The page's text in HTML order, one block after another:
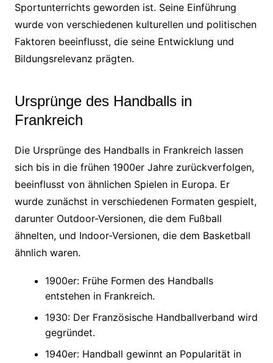
Sportunterrichts geworden ist. Seine Einführung
wurde von verschiedenen kulturellen und politischen
Faktoren beeinflusst, die seine Entwicklung und
Bildungsrelevanz prägten.
Ursprünge des Handballs in
Frankreich
Die Ursprünge des Handballs in Frankreich lassen
sich bis in die frühen 1900er Jahre zurückverfolgen,
beeinflusst von ähnlichen Spielen in Europa. Er
wurde zunächst in verschiedenen Formaten gespielt,
darunter Outdoor-Versionen, die dem Fußball
ähnelten, und Indoor-Versionen, die dem Basketball
ähnlich waren.
1900er: Frühe Formen des Handballs
entstehen in Frankreich.
1930: Der Französische Handballverband wird
gegründet.
1940er: Handball gewinnt an Popularität in